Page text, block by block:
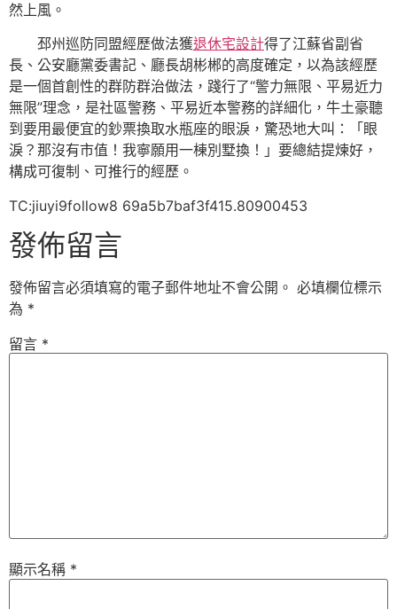
然上風。
邳州巡防同盟經歷做法獲退休宅設計得了江蘇省副省
長、公安廳黨委書記、廳長胡彬郴的高度確定，以為該經歷
是一個首創性的群防群治做法，踐行了“警力無限、平易近力
無限”理念，是社區警務、平易近本警務的詳細化，牛土豪聽
到要用最便宜的鈔票換取水瓶座的眼淚，驚恐地大叫：「眼
淚？那沒有市值！我寧願用一棟別墅換！」要總結提煉好，
構成可復制、可推行的經歷。
TC:jiuyi9follow8 69a5b7baf3f415.80900453
發佈留言
發佈留言必須填寫的電子郵件地址不會公開。 必填欄位標示
為 *
留言 *
顯示名稱 *